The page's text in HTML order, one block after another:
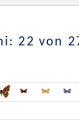
22 von